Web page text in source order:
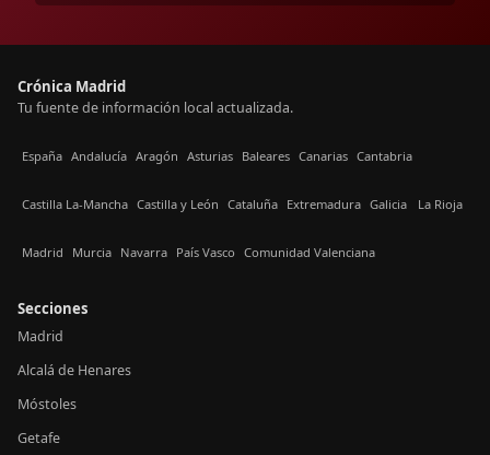
Crónica Madrid
Tu fuente de información local actualizada.
España Andalucía Aragón Asturias Baleares Canarias Cantabria
Castilla La-Mancha Castilla y León Cataluña Extremadura Galicia La Rioja
Madrid Murcia Navarra País Vasco Comunidad Valenciana
Secciones
Madrid
Alcalá de Henares
Móstoles
Getafe